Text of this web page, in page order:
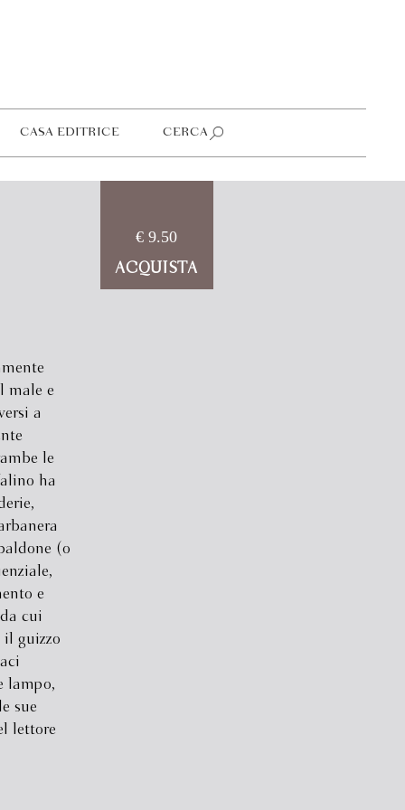
CASA EDITRICE CERCA
male e
a
le
ha
(o
e
cui
il guizzo
lampo,
sue
lettore
€ 9.50
ACQUISTA